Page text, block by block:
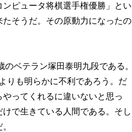
ピュータ将棋選手権優勝」とい
そうだ。その原動力になったの
ベテラン塚田泰明九段である。
りも明らかに不利であろう。だ
ってくれるに違いないと思っ
で生きている人間である。そし